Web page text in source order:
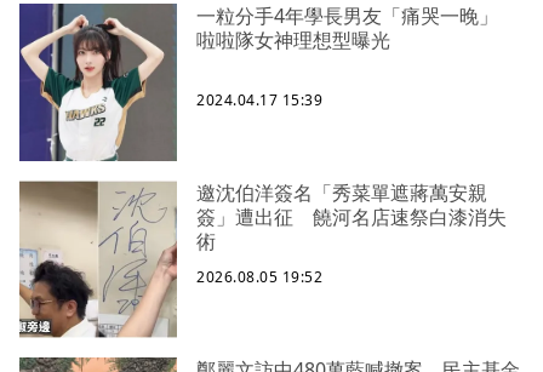
一粒分手4年學長男友「痛哭一晚」
啦啦隊女神理想型曝光
2024.04.17 15:39
邀沈伯洋簽名「秀菜單遮蔣萬安親
簽」遭出征 饒河名店速祭白漆消失
術
2026.08.05 19:52